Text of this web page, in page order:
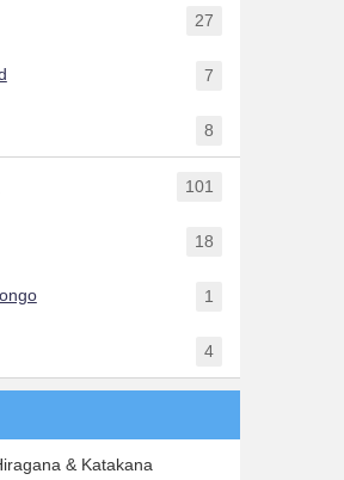
27
7
8
101
18
1
4
& Katakana